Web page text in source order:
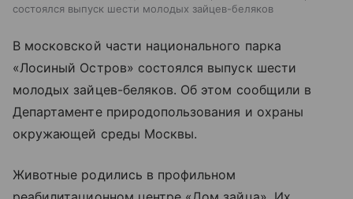
состоялся выпуск шести молодых зайцев-беляков
В московской части национального парка
«Лосиный Остров» состоялся выпуск шести
молодых зайцев-беляков. Об этом сообщили в
Департаменте природопользования и охраны
окружающей среды Москвы.
Животные родились в профильном